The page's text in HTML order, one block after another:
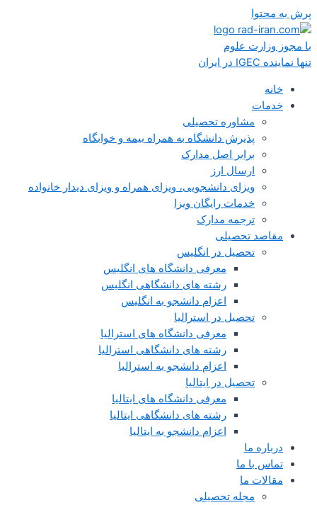
پرش به محتوا
با مجوز وزارت علوم
تنها نماینده IGEC در ایران
خانه
خدمات
مشاوره تحصیلی
پذیرش دانشگاه به همراه بیمه و خوابگاه
برابر اصل مدارک
ارسال ارز
ویزای دانشجویی، ویزای همراه و ویزای دیدار خانواده
خدمات رایگان ویزا
ترجمه مدارک
مقاصد تحصیلی
تحصیل در انگلیس
معرفی دانشگاه های انگلیس
رشته های دانشگاهی انگلیس
اعزام دانشجو به انگلیس
تحصیل در استرالیا
معرفی دانشگاه های استرالیا
رشته های دانشگاهی استرالیا
اعزام دانشجو به استرالیا
تحصیل در ایتالیا
معرفی دانشگاه های ایتالیا
رشته های دانشگاهی ایتالیا
اعزام دانشجو به ایتالیا
درباره ما
تماس با ما
مقالات ما
مجله تحصیلی